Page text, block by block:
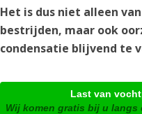
Het is dus niet alleen
bestrijden, maar ook
condensatie blijvend te
Last van
Wij komen gratis bij u langs